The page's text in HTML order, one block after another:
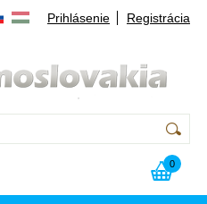
Prihlásenie Registrácia
0